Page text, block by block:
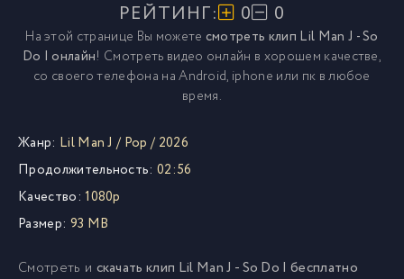
РЕЙТИНГ: 0 0
На этой странице Вы можете смотреть клип Lil Man J - So
Do I онлайн! Смотреть видео онлайн в хорошем качестве,
со своего телефона на Android, iphone или пк в любое
время.
Жанр: Lil Man J / Pop / 2026
Продолжительность: 02:56
Качество: 1080p
Размер: 93 MB
Смотреть и скачать клип Lil Man J - So Do I бесплатно